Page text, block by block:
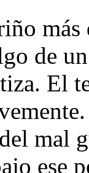
más
de
El
mal
ese